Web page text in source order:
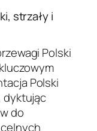
strzały i
Polski
Polski
dyktując
do